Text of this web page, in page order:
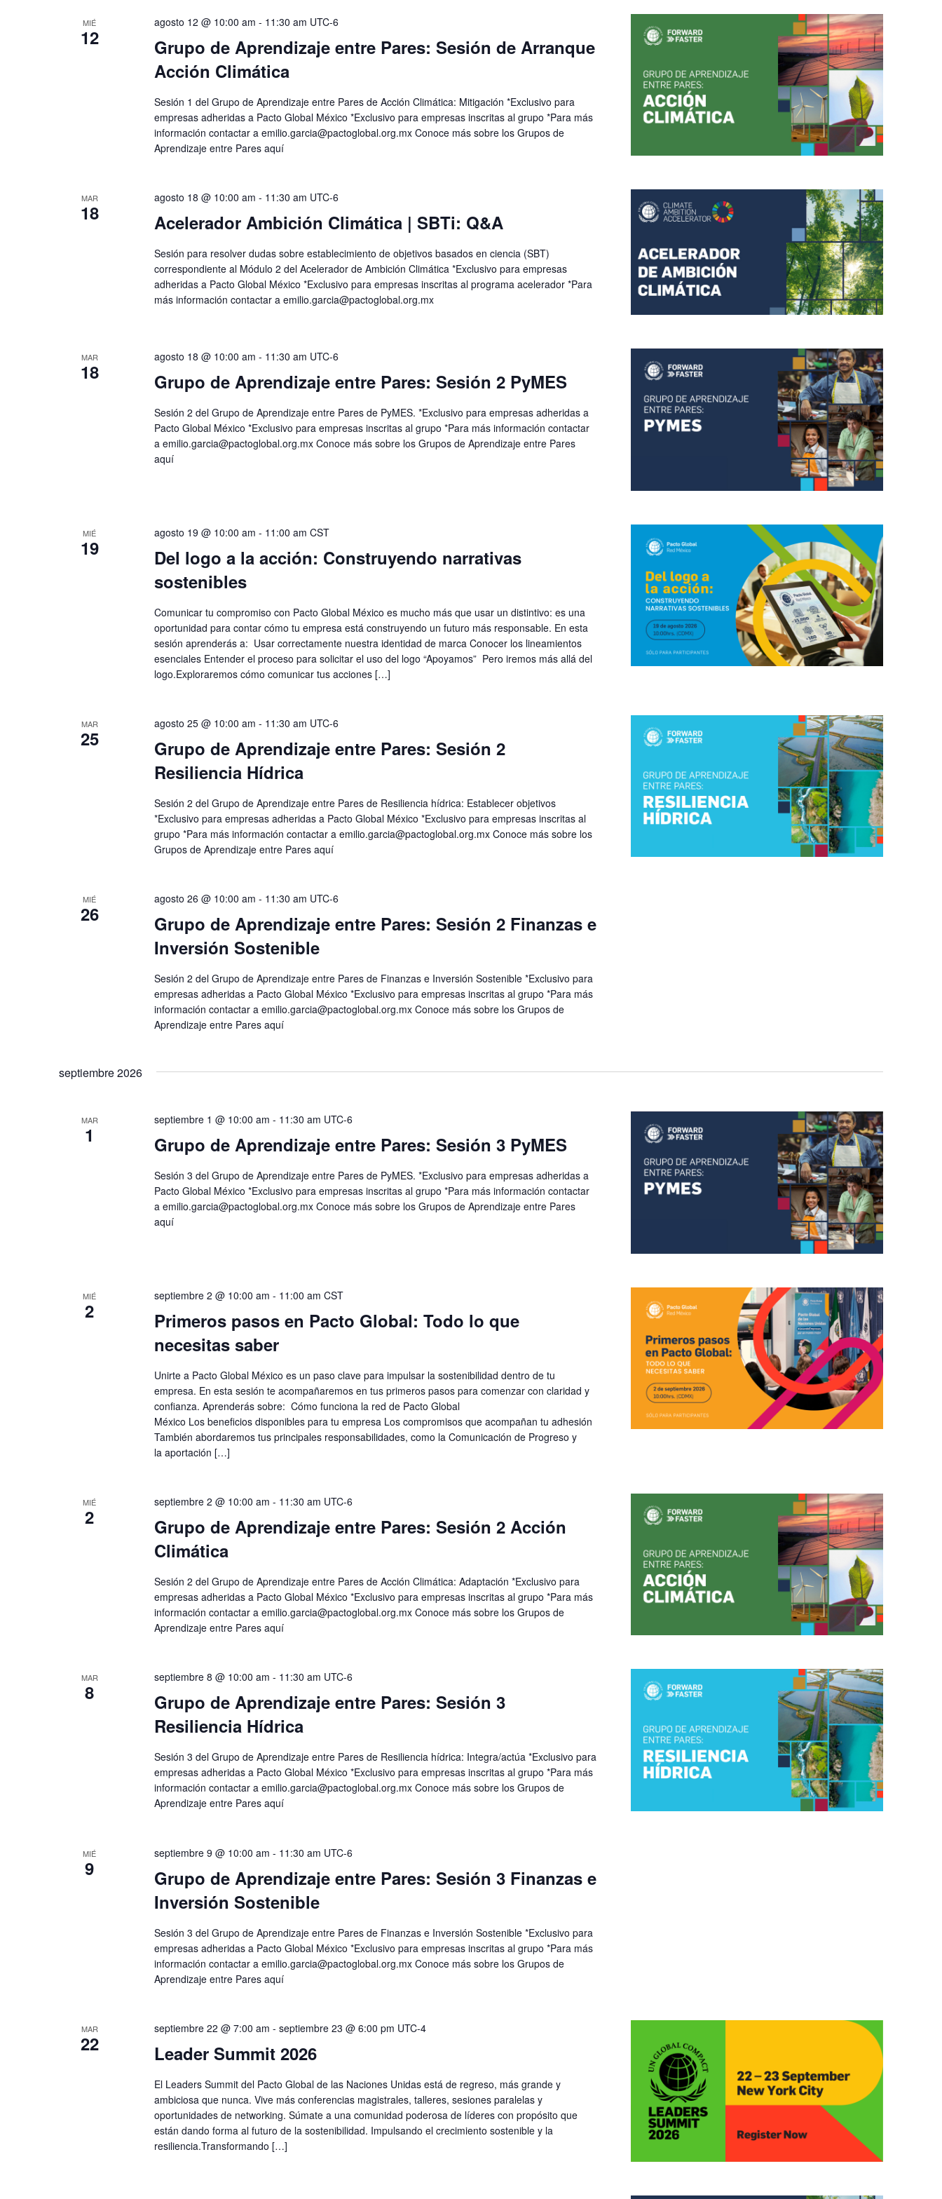
De
Eventos
MIÉ
12
Grupo de Aprendizaje entre Pares: Sesión de Arranque
Acción Climática
agosto 12 @ 10:00 am - 11:30 am UTC-6
Sesión 1 del Grupo de Aprendizaje entre Pares de Acción Climática: Mitigación *Exclusivo para
empresas adheridas a Pacto Global México *Exclusivo para empresas inscritas al grupo *Para más
información contactar a emilio.garcia@pactoglobal.org.mxConoce más sobre los Grupos de
Aprendizaje entre Pares aquí
MAR
18 Acelerador Ambición Climática | SBTi: Q&A
agosto 18 @ 10:00 am - 11:30 am UTC-6
Sesión para resolver dudas sobre establecimiento de objetivos basados en ciencia (SBT)
correspondiente al Módulo 2 del Acelerador de Ambición Climática *Exclusivo para empresas
adheridas a Pacto Global México *Exclusivo para empresas inscritas al programa acelerador *Para
más información contactar a emilio.garcia@pactoglobal.org.mx
MAR
18 Grupo de Aprendizaje entre Pares: Sesión 2 PyMES
agosto 18 @ 10:00 am - 11:30 am UTC-6
Sesión 2 del Grupo de Aprendizaje entre Pares de PyMES. *Exclusivo para empresas adheridas a
Pacto Global México *Exclusivo para empresas inscritas al grupo *Para más información contactar
a emilio.garcia@pactoglobal.org.mxConoce más sobre los Grupos de Aprendizaje entre Pares
aquí
MIÉ
19
Del logo a la acción: Construyendo narrativas
sostenibles
agosto 19 @ 10:00 am - 11:00 am CST
Comunicar tu compromiso con Pacto Global México es mucho más que usar un distintivo: es una
oportunidad para contar cómo tu empresa está construyendo un futuro más responsable. En esta
sesión aprenderás a: Usar correctamente nuestra identidad de marca Conocer los lineamientos
esenciales Entender el proceso para solicitar el uso del logo “Apoyamos” Pero iremos más allá del
logo.Exploraremos cómo comunicar tus acciones […]
MAR
25
Grupo de Aprendizaje entre Pares: Sesión 2
Resiliencia Hídrica
agosto 25 @ 10:00 am - 11:30 am UTC-6
Sesión 2 del Grupo de Aprendizaje entre Pares de Resiliencia hídrica: Establecer objetivos
*Exclusivo para empresas adheridas a Pacto Global México *Exclusivo para empresas inscritas al
grupo *Para más información contactar a emilio.garcia@pactoglobal.org.mxConoce más sobre los
Grupos de Aprendizaje entre Pares aquí
MIÉ
26
Grupo de Aprendizaje entre Pares: Sesión 2 Finanzas e
Inversión Sostenible
agosto 26 @ 10:00 am - 11:30 am UTC-6
Sesión 2 del Grupo de Aprendizaje entre Pares de Finanzas e Inversión Sostenible *Exclusivo para
empresas adheridas a Pacto Global México *Exclusivo para empresas inscritas al grupo *Para más
información contactar a emilio.garcia@pactoglobal.org.mxConoce más sobre los Grupos de
Aprendizaje entre Pares aquí
septiembre 2026
MAR
1 Grupo de Aprendizaje entre Pares: Sesión 3 PyMES
septiembre 1 @ 10:00 am - 11:30 am UTC-6
Sesión 3 del Grupo de Aprendizaje entre Pares de PyMES. *Exclusivo para empresas adheridas a
Pacto Global México *Exclusivo para empresas inscritas al grupo *Para más información contactar
a emilio.garcia@pactoglobal.org.mxConoce más sobre los Grupos de Aprendizaje entre Pares
aquí
MIÉ
2
Primeros pasos en Pacto Global: Todo lo que
necesitas saber
septiembre 2 @ 10:00 am - 11:00 am CST
Unirte a Pacto Global México es un paso clave para impulsar la sostenibilidad dentro de tu
empresa. En esta sesión te acompañaremos en tus primeros pasos para comenzar con claridad y
confianza. Aprenderás sobre: Cómo funciona la red de Pacto Global
México Los beneficios disponibles para tu empresa Los compromisos que acompañan tu adhesión
También abordaremos tus principales responsabilidades, como la Comunicación de Progreso y
la aportación […]
MIÉ
2
Grupo de Aprendizaje entre Pares: Sesión 2 Acción
Climática
septiembre 2 @ 10:00 am - 11:30 am UTC-6
Sesión 2 del Grupo de Aprendizaje entre Pares de Acción Climática: Adaptación *Exclusivo para
empresas adheridas a Pacto Global México *Exclusivo para empresas inscritas al grupo *Para más
información contactar a emilio.garcia@pactoglobal.org.mxConoce más sobre los Grupos de
Aprendizaje entre Pares aquí
MAR
8
Grupo de Aprendizaje entre Pares: Sesión 3
Resiliencia Hídrica
septiembre 8 @ 10:00 am - 11:30 am UTC-6
Sesión 3 del Grupo de Aprendizaje entre Pares de Resiliencia hídrica: Integra/actúa *Exclusivo para
empresas adheridas a Pacto Global México *Exclusivo para empresas inscritas al grupo *Para más
información contactar a emilio.garcia@pactoglobal.org.mxConoce más sobre los Grupos de
Aprendizaje entre Pares aquí
MIÉ
9
Grupo de Aprendizaje entre Pares: Sesión 3 Finanzas e
Inversión Sostenible
septiembre 9 @ 10:00 am - 11:30 am UTC-6
Sesión 3 del Grupo de Aprendizaje entre Pares de Finanzas e Inversión Sostenible *Exclusivo para
empresas adheridas a Pacto Global México *Exclusivo para empresas inscritas al grupo *Para más
información contactar a emilio.garcia@pactoglobal.org.mxConoce más sobre los Grupos de
Aprendizaje entre Pares aquí
MAR
22 Leader Summit 2026
septiembre 22 @ 7:00 am - septiembre 23 @ 6:00 pm UTC-4
El Leaders Summit del Pacto Global de las Naciones Unidas está de regreso, más grande y
ambiciosa que nunca. Vive más conferencias magistrales, talleres, sesiones paralelas y
oportunidades de networking. Súmate a una comunidad poderosa de líderes con propósito que
están dando forma al futuro de la sostenibilidad. Impulsando el crecimiento sostenible y la
resiliencia.Transformando […]